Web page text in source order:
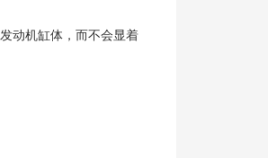
动机缸体，而不会显着